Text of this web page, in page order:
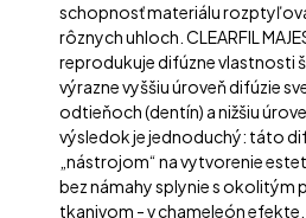
schopnosť materiálu
rôznych uhloch. CLEARFIL
reprodukuje difúzne vlastnosti
výrazne vyššiu úroveň difúzie
odtieňoch (dentín) a nižšiu
výsledok je jednoduchý: táto
„nástrojom“ na vytvorenie
bez námahy splynie s okolitým
tkanivom - v chameleón efekte.